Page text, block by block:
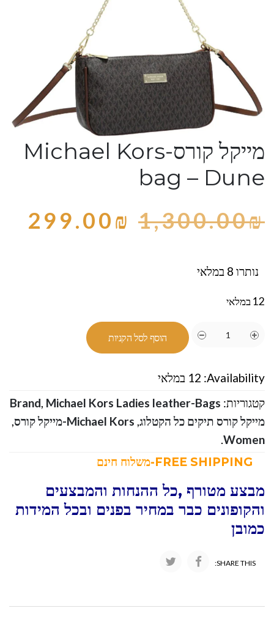
מייקל קורס-Michael Kors
bag – Dune
1,300.00₪
299.00₪
נותרו 8 במלאי
12 במלאי
הוסף לסל הקניות
Availability: 12 במלאי
קטגוריות:
Brand, Michael Kors Ladies leather-Bags
מייקל קורס תיקים כל הקטלוג, Michael Kors-מייקל קורס
,
Women
.
מבצע מטורף ,כל ההנחות והמבצעים
והקופונים כבר במחיר בפנים ובכל המידות
כמובן
SHARE THIS: